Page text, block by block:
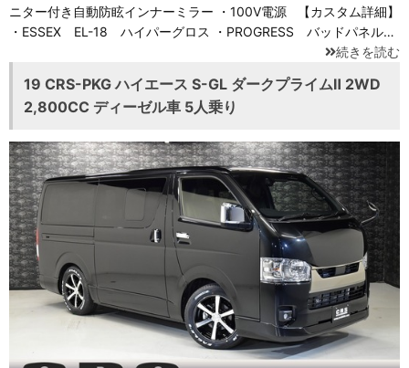
ニター付き自動防眩インナーミラー ・100V電源 【カスタム詳細】
・ESSEX EL-18 ハイパーグロス ・PROGRESS バッドパネル…
続きを読む
19 CRS-PKG ハイエース S-GL ダークプライムⅡ 2WD
2,800CC ディーゼル車 5人乗り